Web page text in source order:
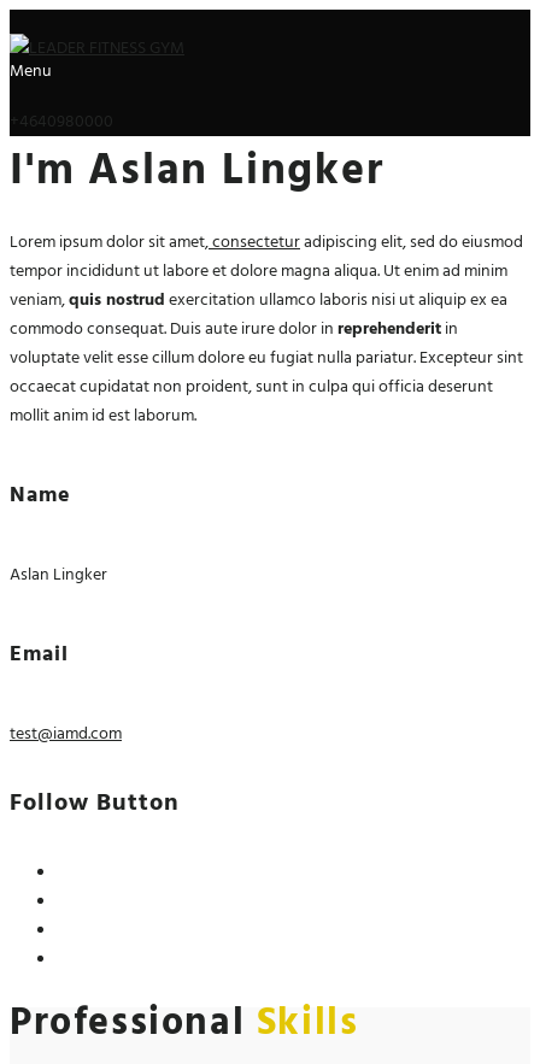
Menu
+4640980000
I'm Aslan Lingker
Lorem ipsum dolor sit amet,consecteturadipiscing elit, sed do eiusmod
tempor incididunt ut labore et dolore magna aliqua. Ut enim ad minim
veniam,quis nostrudexercitation ullamco laboris nisi ut aliquip ex ea
commodo consequat. Duis aute irure dolor inreprehenderitin
voluptate velit esse cillum dolore eu fugiat nulla pariatur. Excepteur sint
occaecat cupidatat non proident, sunt in culpa qui officia deserunt
mollit anim id est laborum.
Name
Aslan Lingker
Email
test@iamd.com
Follow Button
Professional Skills